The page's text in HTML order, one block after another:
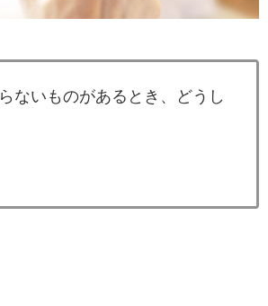
らないものがあるとき、どうし